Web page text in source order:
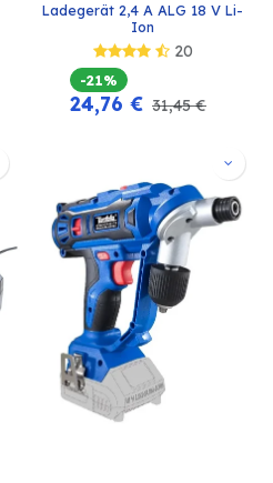
Ladegerät 2,4 A ALG 18 V Li-
Ion
20
-21%
24,76 € 31,45€